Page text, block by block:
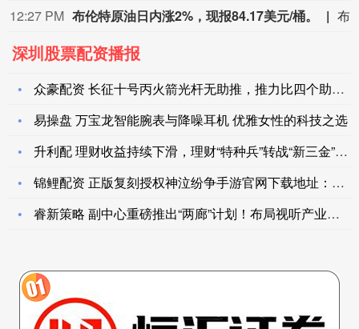
12:27 PM 布伦特原油日内涨2%，现报84.17美元/桶。
深圳股票配资播报
众豪配资 长征十号丙火箭光杆无助推，推力比四个助推的长征五号
易操盘 万宝龙智能腕表与降噪耳机 优雅女性的科技之选
升利配 理财收益持续下滑，理财“特种兵”转战“新三金”配置
锦鲤配资 正版复刻授权神泣纷争手游官网下载地址：2026官方
睿新策略 副中心重磅推出“两廊”计划！布局视听产业新蓝图